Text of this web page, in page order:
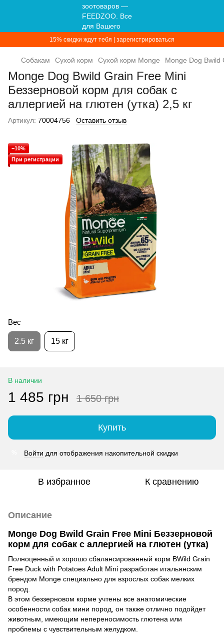
15% скидки ждут тебя | зарегистрироваться
Собакам Сухой корм Сухой корм Monge Monge Dog Bwild
Monge Dog Bwild Grain Free Mini
Беззерновой корм для собак с
аллергией на глютен (утка) 2,5 кг
Артикул: 70004756 Оставить отзыв
−10%
При регистрации
Вес
2.5 кг 15 кг
В наличии
1 485 грн 1 650 грн
Купить
Войти для отображения накопительной скидки
В избранное К сравнению
Описание
Monge Dog Bwild Grain Free Mini Беззерновой
корм для собак с аллергией на глютен (утка)
Полноценный и хорошо сбалансированный корм BWild Grain
Free Duck with Potatoes Adult Mini разработан итальянским
брендом Monge специально для взрослых собак мелких
пород.
В этом беззерновом корме учтены все анатомические
особенности собак мини пород, он также отлично подойдет
животным, имеющим непереносимость глютена или
проблемы с чувствительным желудком.